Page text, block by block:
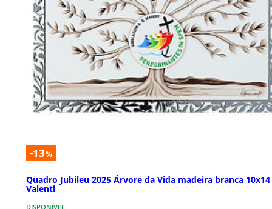
-13%
Quadro Jubileu 2025 Árvore da Vida madeira branca
Valenti
DISPONÍVEL